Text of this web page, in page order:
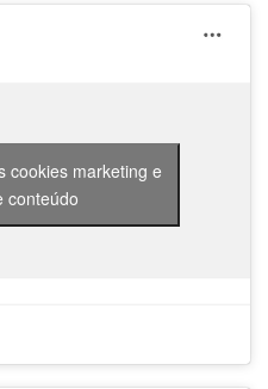
cookies marketing e
conteúdo